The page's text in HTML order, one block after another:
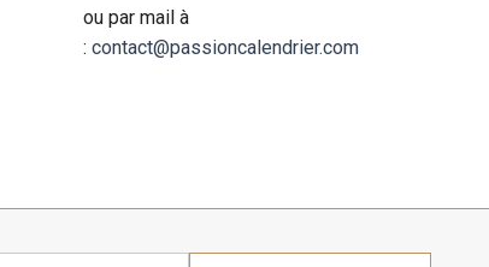
ou par mail à
: contact@passioncalendrier.com